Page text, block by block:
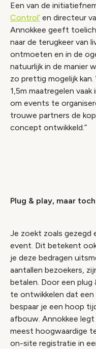
Een van de
Control’ en directeur
Annokkee geeft
naar de terugkeer van
ontmoeten en in de
natuurlijk in de manier
zo prettig mogelijk
1,5m maatregelen
om events te
trouwe partners de
concept ontwikkeld.”
Plug & play, maar toch
Je zoekt zoals gezegd
event. Dit betekent
je deze bedragen
aantallen bezoekers,
betalen. Door een plug
te ontwikkelen dat
bespaar je een hoop
afbouw. Annokkee legt
meest hoogwaardige
on-site registratie in